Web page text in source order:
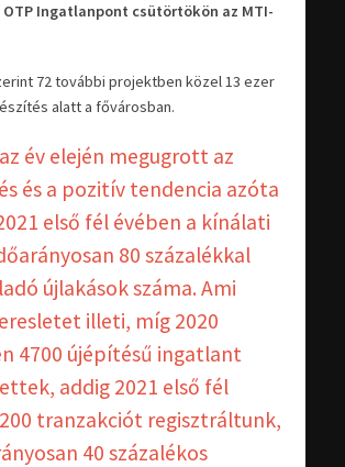
Ingatlanpont csütörtökön az MTI-
72 további projektben közel 13 ezer
alatt a fővárosban.
év elején megugrott az
és a pozitív tendencia azóta
első fél évében a kínálati
80 százalékkal
újlakások száma. Ami
illeti, míg 2020
4700 újépítésű ingatlant
addig 2021 első fél
tranzakciót regisztráltunk,
40 százalékos